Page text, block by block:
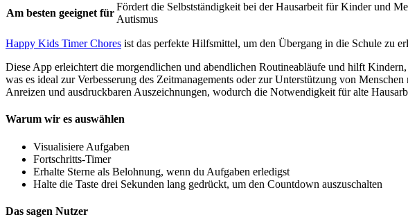
Am besten geeignet für
Fördert die Selbstständigkeit bei der Hausarbeit für Kinder und
Autismus
Happy Kids Timer Chores ist das perfekte Hilfsmittel, um den Übergang in die Schule zu
Diese App erleichtert die morgendlichen und abendlichen Routineabläufe und hilft
was es ideal zur Verbesserung des Zeitmanagements oder zur Unterstützung von
Anreizen und ausdruckbaren Auszeichnungen, wodurch die Notwendigkeit für alte
Warum wir es auswählen
Visualisiere Aufgaben
Fortschritts-Timer
Erhalte Sterne als Belohnung, wenn du Aufgaben erledigst
Halte die Taste drei Sekunden lang gedrückt, um den Countdown auszuschalten
Das sagen Nutzer